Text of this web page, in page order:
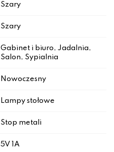
Szary
Szary
Gabinet i biuro, Jadalnia,
Salon, Sypialnia
Nowoczesny
Lampy stołowe
Stop metali
5V 1A